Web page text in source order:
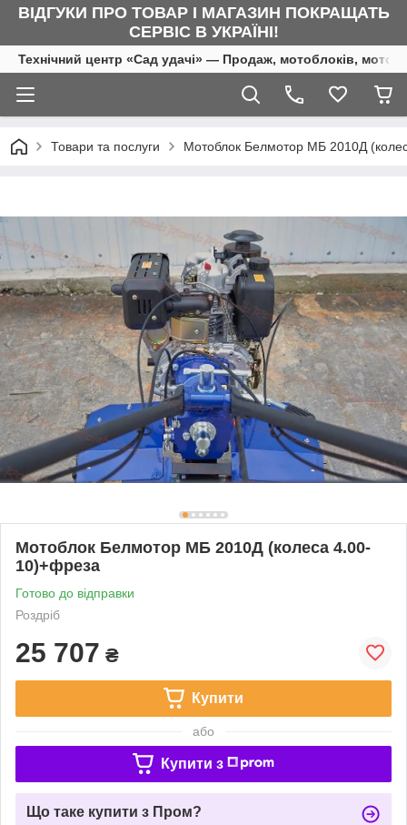
ВІДГУКИ ПРО ТОВАР І МАГАЗИН ПОКРАЩАТЬ
СЕРВІС В УКРАЇНІ!
Технічний центр «Сад удачі» — Продаж, мотоблоків,
Товари та послуги Мотоблок Белмотор МБ 2010Д
Мотоблок Белмотор МБ 2010Д (колеса 4.00-
10)+фреза
Готово до відправки
Роздріб
25 707 ₴
Купити
або
Купити з
Що таке купити з Пром?